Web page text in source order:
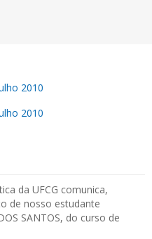
2010
2010
da UFCG comunica,
de nosso estudante
SANTOS, do curso de